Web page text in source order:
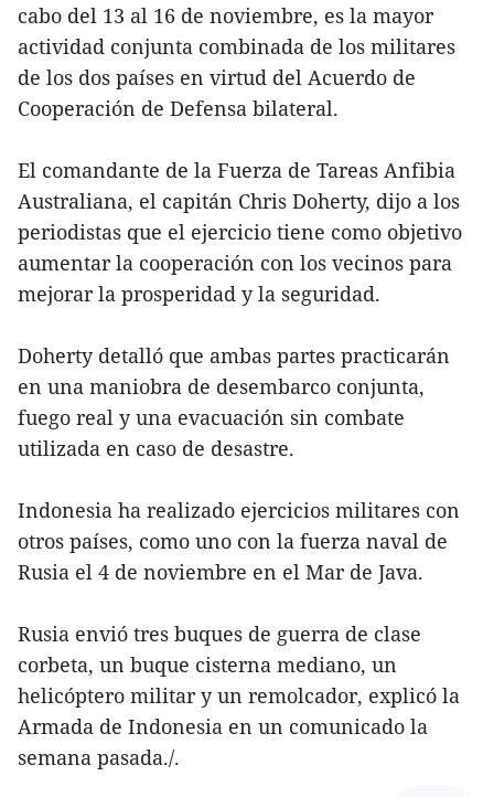
cabo del 13 al 16 de noviembre, es la mayor
actividad conjunta combinada de los militares
de los dos países en virtud del Acuerdo de
Cooperación de Defensa bilateral.
El comandante de la Fuerza de Tareas Anfibia
Australiana, el capitán Chris Doherty, dijo a los
periodistas que el ejercicio tiene como objetivo
aumentar la cooperación con los vecinos para
mejorar la prosperidad y la seguridad.
Doherty detalló que ambas partes practicarán
en una maniobra de desembarco conjunta,
fuego real y una evacuación sin combate
utilizada en caso de desastre.
Indonesia ha realizado ejercicios militares con
otros países, como uno con la fuerza naval de
Rusia el 4 de noviembre en el Mar de Java.
Rusia envió tres buques de guerra de clase
corbeta, un buque cisterna mediano, un
helicóptero militar y un remolcador, explicó la
Armada de Indonesia en un comunicado la
semana pasada./.